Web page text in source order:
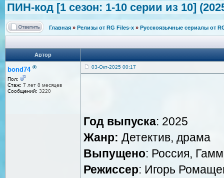
ПИН-код [1 сезон: 1-10 серии из 10]
Главная » Релизы от RG Files-x » Русскоязычные сериалы от
Автор
bond74 ®
Пол:
Стаж: 7 лет 8 месяцев
Сообщений: 3220
03-Окт-2025 00:17
Год выпуска: 2025
Жанр: Детектив, драма
Выпущено: Россия,
Режиссер: Игорь